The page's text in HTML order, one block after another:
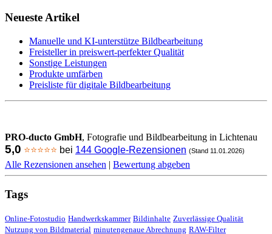
Neueste Artikel
Manuelle und KI-unterstütze Bildbearbeitung
Freisteller in preiswert-perfekter Qualität
Sonstige Leistungen
Produkte umfärben
Preisliste für digitale Bildbearbeitung
PRO-ducto GmbH, Fotografie und Bildbearbeitung in Lichtenau
5,0 ⭐⭐⭐⭐⭐ bei 144 Google-Rezensionen (Stand 11.01.2026)
Alle Rezensionen ansehen | Bewertung abgeben
Tags
Online-Fotostudio Handwerkskammer Bildinhalte Zuverlässige Qualität
Nutzung von Bildmaterial minutengenaue Abrechnung RAW-Filter